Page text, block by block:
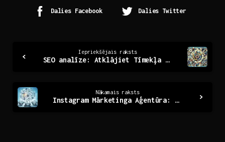
Dalies Facebook Dalies Twitter
Reading
Iepriekšējais raksts
SEO analīze: Atklājiet Tīmekļa Redzamības Noslēpumus
Nākamais raksts
Instagram Mārketinga Aģentūra: Veiksmīgas Stratēģijas